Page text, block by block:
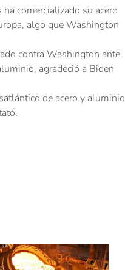
comercializado su acero
algo que Washington
contra Washington ante
agradeció a Biden
de acero y aluminio